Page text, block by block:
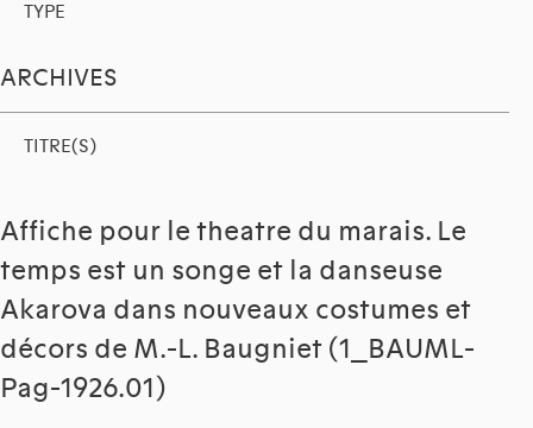
TYPE
ARCHIVES
TITRE(S)
Affiche pour le theatre du marais. Le
temps est un songe et la danseuse
Akarova dans nouveaux costumes et
décors de M.-L. Baugniet (1_BAUML-
Pag-1926.01)